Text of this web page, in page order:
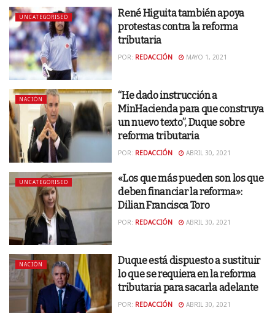
UNCATEGORISED
René Higuita también apoya
protestas contra la reforma
tributaria
POR: REDACCIÓN MAYO 1, 2021
NACIÓN
“He dado instrucción a
MinHacienda para que construya
un nuevo texto”, Duque sobre
reforma tributaria
POR: REDACCIÓN ABRIL 30, 2021
UNCATEGORISED
«Los que más pueden son los que
deben financiar la reforma»:
Dilian Francisca Toro
POR: REDACCIÓN ABRIL 30, 2021
NACIÓN
Duque está dispuesto a sustituir
lo que se requiera en la reforma
tributaria para sacarla adelante
POR: REDACCIÓN ABRIL 30, 2021